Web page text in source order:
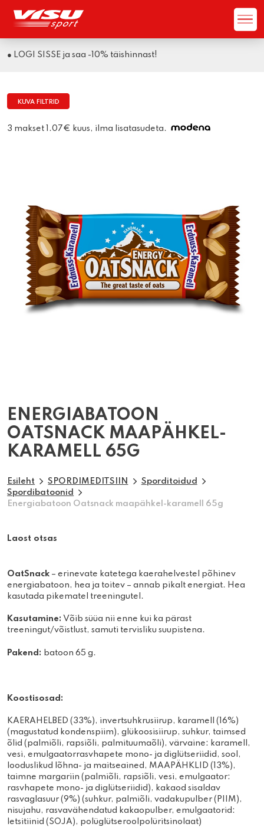
● LOGI SISSE ja saa -10% täishinnast!
KUVA FILTRID
3 makset 1.07€ kuus, ilma lisatasudeta.
ENERGIABATOON
OATSNACK MAAPÄHKEL-
KARAMELL 65G
Esileht SPORDIMEDITSIIN
Sporditoidud
Spordibatoonid
Energiabatoon Oatsnack maapähkel-karamell 65g
Laost otsas
OatSnack – erinevate katetega kaerahelvestel põhinev
energiabatoon, hea ja toitev – annab pikalt energiat. Hea
kasutada pikematel treeningutel.
Kasutamine: Võib süüa nii enne kui ka pärast
treeningut/võistlust, samuti tervisliku suupistena.
Pakend: batoon 65 g.
Koostisosad:
KAERAHELBED (33%), invertsuhkrusiirup, karamell (16%)
(magustatud kondenspiim), glükoosisiirup, suhkur, taimsed
õlid (palmiõli, rapsiõli, palmituumaõli), värvaine: karamell,
vesi, emulgaatorrasvhapete mono- ja diglütseriidid, sool,
looduslikud lõhna- ja maitseained, MAAPÄHKLID (13%),
taimne margariin (palmiõli, rapsiõli, vesi, emulgaator:
rasvhapete mono- ja diglütseriidid), kakaod sisaldav
rasvaglasuur (9%) (suhkur, palmiõli, vadakupulber (PIIM),
nisujahu, rasvavähendatud kakaopulber, emulgaatorid:
letsitiinid (SOJA), polüglütseroolpolüritsinolaat)